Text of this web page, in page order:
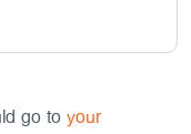
go to your